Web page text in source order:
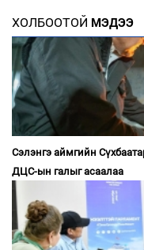
ХОЛБООТОЙ МЭДЭЭ
Сэлэнгэ аймгийн
ДЦС-ын галыг асаалаа